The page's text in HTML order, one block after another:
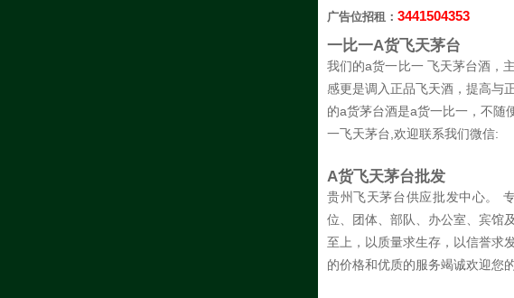
广告位招租： 3441504353
一比一A货飞天茅台
我们的a货一比一 飞天茅台酒，
感更是调入正品飞天酒，提高与
的a货茅台酒是a货一比一，不随
一飞天茅台,欢迎联系我们微信:
A货飞天茅台批发
贵州飞天茅台供应批发中心。
位、团体、部队、办公室、宾馆
至上，以质量求生存，以信誉求
的价格和优质的服务竭诚欢迎您